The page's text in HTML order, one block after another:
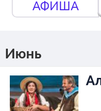
АФИША
Июнь